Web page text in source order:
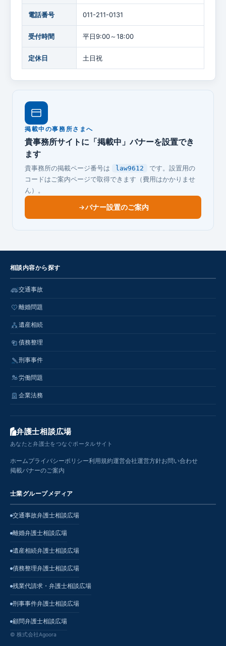
電話番号 011-211-0131
受付時間 平日9:00～18:00
定休日 土日祝
掲載中の事務所さまへ
貴事務所サイトに「掲載中」バナーを設置でき
ます
貴事務所の掲載ページ番号は law9612
です。設置用の
コードはご案内ページで取得できます（費用はかかりませ
ん）。
バナー設置のご案内
相談内容から探す
交通事故
離婚問題
遺産相続
債務整理
刑事事件
労働問題
企業法務
弁護士相談広場
あなたと弁護士をつなぐポータルサイト
ホームプライバシーポリシー利用規約運営会社運営方針お問い合わせ
掲載バナーのご案内
士業グループメディア
交通事故弁護士相談広場
離婚弁護士相談広場
遺産相続弁護士相談広場
債務整理弁護士相談広場
残業代請求・弁護士相談広場
刑事事件弁護士相談広場
顧問弁護士相談広場
© 株式会社Agoora